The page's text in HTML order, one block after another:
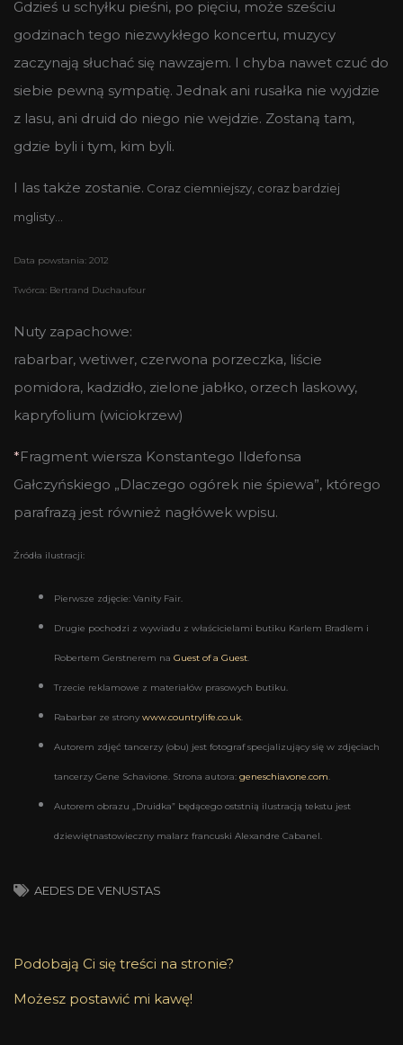
Gdzieś u schyłku pieśni, po pięciu, może sześciu
godzinach tego niezwykłego koncertu, muzycy
zaczynają słuchać się nawzajem. I chyba nawet czuć do
siebie pewną sympatię. Jednak ani rusałka nie wyjdzie
z lasu, ani druid do niego nie wejdzie. Zostaną tam,
gdzie byli i tym, kim byli.
I las także zostanie. Coraz ciemniejszy, coraz bardziej
mglisty…
Data powstania: 2012
Twórca: Bertrand Duchaufour
Nuty zapachowe:
rabarbar, wetiwer, czerwona porzeczka, liście
pomidora, kadzidło, zielone jabłko, orzech laskowy,
kapryfolium (wiciokrzew)
*Fragment wiersza Konstantego Ildefonsa
Gałczyńskiego „Dlaczego ogórek nie śpiewa”, którego
parafrazą jest również nagłówek wpisu.
Źródła ilustracji:
Pierwsze zdjęcie: Vanity Fair.
Drugie pochodzi z wywiadu z właścicielami butiku Karlem Bradlem i
Robertem Gerstnerem na Guest of a Guest.
Trzecie reklamowe z materiałów prasowych butiku.
Rabarbar ze strony www.countrylife.co.uk.
Autorem zdjęć tancerzy (obu) jest fotograf specjalizujący się w zdjęciach
tancerzy Gene Schavione. Strona autora: geneschiavone.com.
Autorem obrazu „Druidka” będącego oststnią ilustracją tekstu jest
dziewiętnastowieczny malarz francuski Alexandre Cabanel.
AEDES DE VENUSTAS
Podobają Ci się treści na stronie?
Możesz postawić mi kawę!